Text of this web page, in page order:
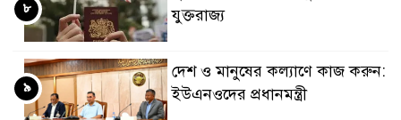
যুক্তরাজ্য
৮
দেশ ও মানুষের কল্যাণে কাজ করুন:
ইউএনওদের প্রধানমন্ত্রী
৯